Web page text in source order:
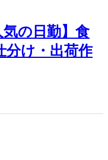
の日勤】食
分け・出荷作